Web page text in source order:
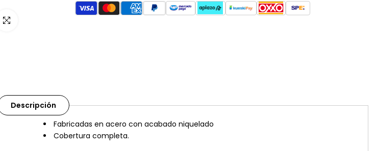
Haz clic para ampliar
Descripción
Fabricadas en acero con acabado niquelado
Cobertura completa.